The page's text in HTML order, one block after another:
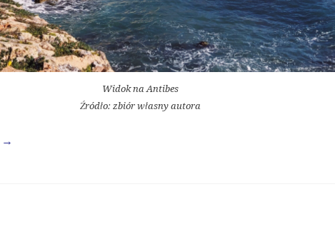
Widok na Antibes
Źródło: zbiór własny autora
→